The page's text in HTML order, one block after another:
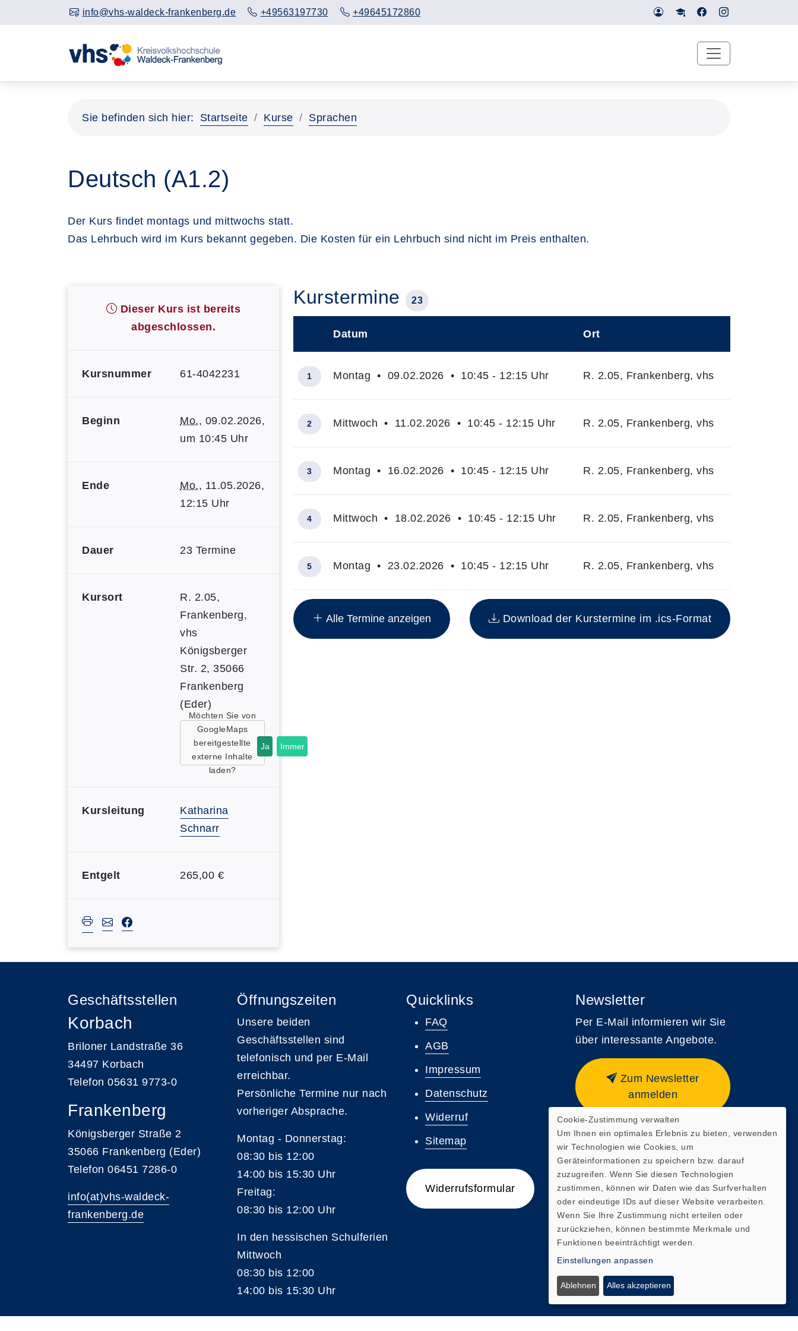
info@vhs-waldeck-frankenberg.de +49563197730 +49645172860
Sie befinden sich hier: Startseite Kurse Sprachen
Deutsch (A1.2)
Der Kurs findet montags und mittwochs statt.
Das Lehrbuch wird im Kurs bekannt gegeben. Die Kosten für ein Lehrbuch sind nicht im Preis enthalten.
Dieser Kurs ist bereits
abgeschlossen.
Kursnummer 61-4042231
Beginn Mo., 09.02.2026,
um 10:45 Uhr
Ende Mo., 11.05.2026,
12:15 Uhr
Dauer 23 Termine
Kursort
R. 2.05,
Frankenberg,
vhs
Königsberger
Str. 2, 35066
Frankenberg
(Eder)
Möchten Sie von
GoogleMaps
bereitgestellte
externe Inhalte
laden?
Ja Immer
Kursleitung
Katharina
Schnarr
Entgelt 265,00 €
Kurstermine 23
Insgesamt gibt es 23 Termine zum diesen Kurs
Datum Ort
1 Montag • 09.02.2026 • 10:45 - 12:15 Uhr R. 2.05, Frankenberg, vhs
2 Mittwoch • 11.02.2026 • 10:45 - 12:15 Uhr R. 2.05, Frankenberg, vhs
3 Montag • 16.02.2026 • 10:45 - 12:15 Uhr R. 2.05, Frankenberg, vhs
4 Mittwoch • 18.02.2026 • 10:45 - 12:15 Uhr R. 2.05, Frankenberg, vhs
5 Montag • 23.02.2026 • 10:45 - 12:15 Uhr R. 2.05, Frankenberg, vhs
Alle Termine anzeigen Download der Kurstermine im .ics-Format
Geschäftsstellen
Korbach
Briloner Landstraße 36
34497 Korbach
Telefon 05631 9773-0
Frankenberg
Königsberger Straße 2
35066 Frankenberg (Eder)
Telefon 06451 7286-0
info(at)vhs-waldeck-
frankenberg.de
Öffnungszeiten
Unsere beiden
Geschäftsstellen sind
telefonisch und per E-Mail
erreichbar.
Persönliche Termine nur nach
vorheriger Absprache.
Montag - Donnerstag:
08:30 bis 12:00
14:00 bis 15:30 Uhr
Freitag:
08:30 bis 12:00 Uhr
In den hessischen Schulferien
Mittwoch
08:30 bis 12:00
14:00 bis 15:30 Uhr
Quicklinks
FAQ
AGB
Impressum
Datenschutz
Widerruf
Sitemap
Widerrufsformular
Newsletter
Per E-Mail informieren wir Sie
über interessante Angebote.
Zum Newsletter
anmelden
Webseite zuletzt aktualisiert
am: 06.08.2026 15:58
Cookie-Zustimmung verwalten
Um Ihnen ein optimales Erlebnis zu bieten, verwenden
wir Technologien wie Cookies, um
Geräteinformationen zu speichern bzw. darauf
zuzugreifen. Wenn Sie diesen Technologien
zustimmen, können wir Daten wie das Surfverhalten
oder eindeutige IDs auf dieser Website verarbeiten.
Wenn Sie Ihre Zustimmung nicht erteilen oder
zurückziehen, können bestimmte Merkmale und
Funktionen beeinträchtigt werden.
Einstellungen anpassen
Ablehnen Alles akzeptieren